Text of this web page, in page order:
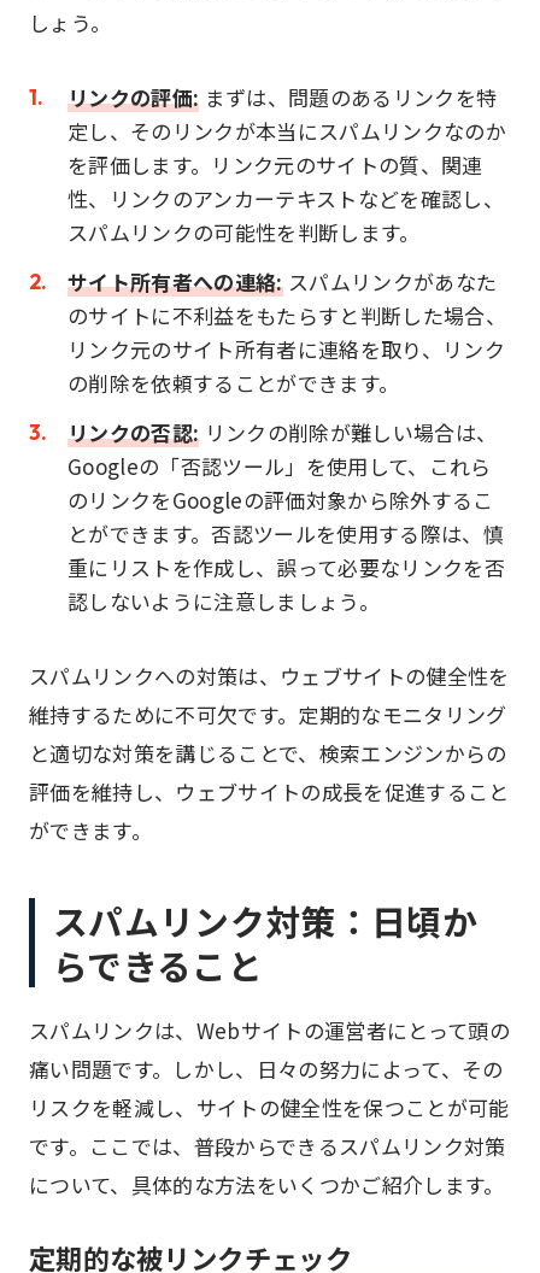
しょう。
リンクの評価: まずは、問題のあるリンクを特
定し、そのリンクが本当にスパムリンクなのか
を評価します。リンク元のサイトの質、関連
性、リンクのアンカーテキストなどを確認し、
スパムリンクの可能性を判断します。
サイト所有者への連絡:スパムリンクがあなた
のサイトに不利益をもたらすと判断した場合、
リンク元のサイト所有者に連絡を取り、リンク
の削除を依頼することができます。
リンクの否認: リンクの削除が難しい場合は、
Googleの「否認ツール」を使用して、これら
のリンクをGoogleの評価対象から除外するこ
とができます。否認ツールを使用する際は、慎
重にリストを作成し、誤って必要なリンクを否
認しないように注意しましょう。
スパムリンクへの対策は、ウェブサイトの健全性を
維持するために不可欠です。定期的なモニタリング
と適切な対策を講じることで、検索エンジンからの
評価を維持し、ウェブサイトの成長を促進すること
ができます。
スパムリンク対策：日頃か
らできること
スパムリンクは、Webサイトの運営者にとって頭の
痛い問題です。しかし、日々の努力によって、その
リスクを軽減し、サイトの健全性を保つことが可能
です。ここでは、普段からできるスパムリンク対策
について、具体的な方法をいくつかご紹介します。
定期的な被リンクチェック